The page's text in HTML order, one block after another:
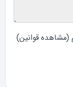
(مشاهده قوانین)